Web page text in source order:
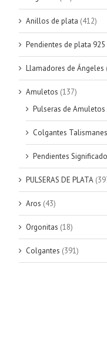
Anillos de plata (412)
Pendientes de plata 925
Llamadores de Ángeles
Amuletos (137)
Pulseras de Amuletos
Colgantes
Pendientes
PULSERAS DE PLATA
Aros (43)
Orgonitas (18)
Colgantes (391)